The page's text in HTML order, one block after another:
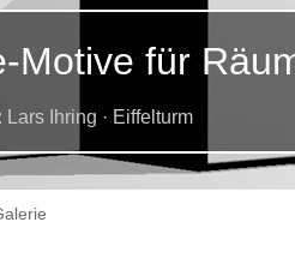
Motive für
Ihring · Eiffelturm